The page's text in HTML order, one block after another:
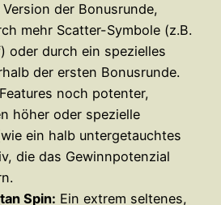
der Bonusrunde,
mehr Scatter-Symbole (z.B.
oder durch ein spezielles
der ersten Bonusrunde.
noch potenter,
höher oder spezielle
ein halb untergetauchtes
die das Gewinnpotenzial
Spin: Ein extrem seltenes,